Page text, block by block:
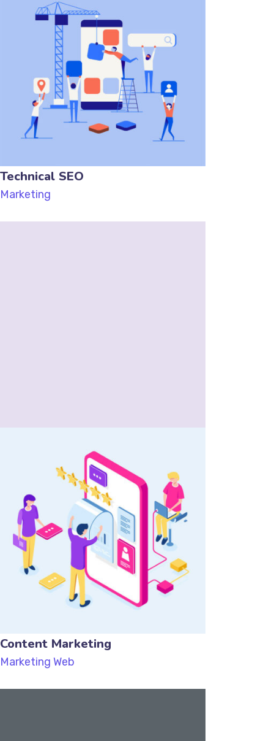
Technical SEO
Marketing
Content Marketing
Marketing Web